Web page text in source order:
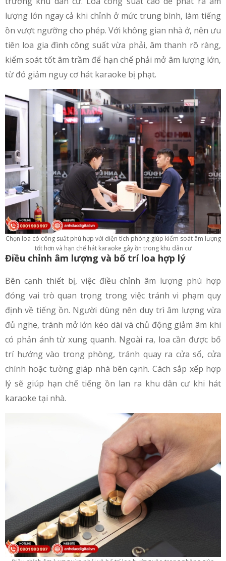
lượng lớn ngay cả khi chỉnh ở mức trung bình, làm tiếng
ồn vượt ngưỡng cho phép. Với không gian nhà ở, nên ưu
tiên loa gia đình công suất vừa phải, âm thanh rõ ràng,
kiểm soát tốt âm trầm để hạn chế phải mở âm lượng lớn,
từ đó giảm nguy cơ hát karaoke bị phạt.
Chọn loa có công suất phù hợp với diện tích phòng giúp kiểm soát âm lượng
tốt hơn và hạn chế hát karaoke gây ồn trong khu dân cư
Điều chỉnh âm lượng và bố trí loa hợp lý
Bên cạnh thiết bị, việc điều chỉnh âm lượng phù hợp
đóng vai trò quan trọng trong việc tránh vi phạm quy
định về tiếng ồn. Người dùng nên duy trì âm lượng vừa
đủ nghe, tránh mở lớn kéo dài và chủ động giảm âm khi
có phản ánh từ xung quanh. Ngoài ra, loa cần được bố
trí hướng vào trong phòng, tránh quay ra cửa sổ, cửa
chính hoặc tường giáp nhà bên cạnh. Cách sắp xếp hợp
lý sẽ giúp hạn chế tiếng ồn lan ra khu dân cư khi hát
karaoke tại nhà.